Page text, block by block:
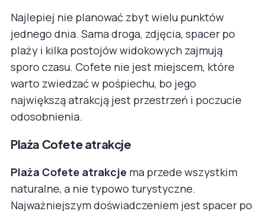
Najlepiej nie planować zbyt wielu punktów
jednego dnia. Sama droga, zdjęcia, spacer po
plaży i kilka postojów widokowych zajmują
sporo czasu. Cofete nie jest miejscem, które
warto zwiedzać w pośpiechu, bo jego
największą atrakcją jest przestrzeń i poczucie
odosobnienia.
Plaża Cofete atrakcje
Plaża Cofete atrakcje ma przede wszystkim
naturalne, a nie typowo turystyczne.
Najważniejszym doświadczeniem jest spacer po